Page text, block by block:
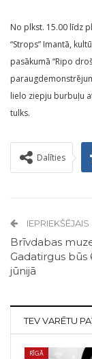
No plkst. 15.00 līdz
“Strops” Imantā,
pasākumā “Ripo
lielo ziepju burbuļu
tulks.
Dalīties
IEPRIEKŠĒJAIS
Brīvdabas
Gadatirgus būs
jūnijā
TEV VARĒTU
RĪGĀ